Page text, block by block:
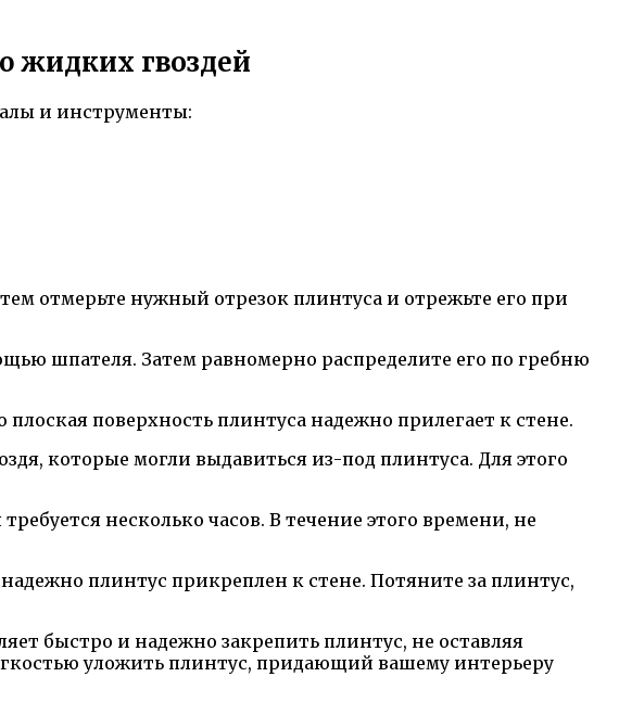
жидких гвоздей
и инструменты:
отмерьте нужный отрезок плинтуса и отрежьте его при
шпателя. Затем равномерно распределите его по гребню
поверхность плинтуса надежно прилегает к стене.
которые могли выдавиться из-под плинтуса. Для этого
несколько часов. В течение этого времени, не
плинтус прикреплен к стене. Потяните за плинтус,
быстро и надежно закрепить плинтус, не оставляя
уложить плинтус, придающий вашему интерьеру